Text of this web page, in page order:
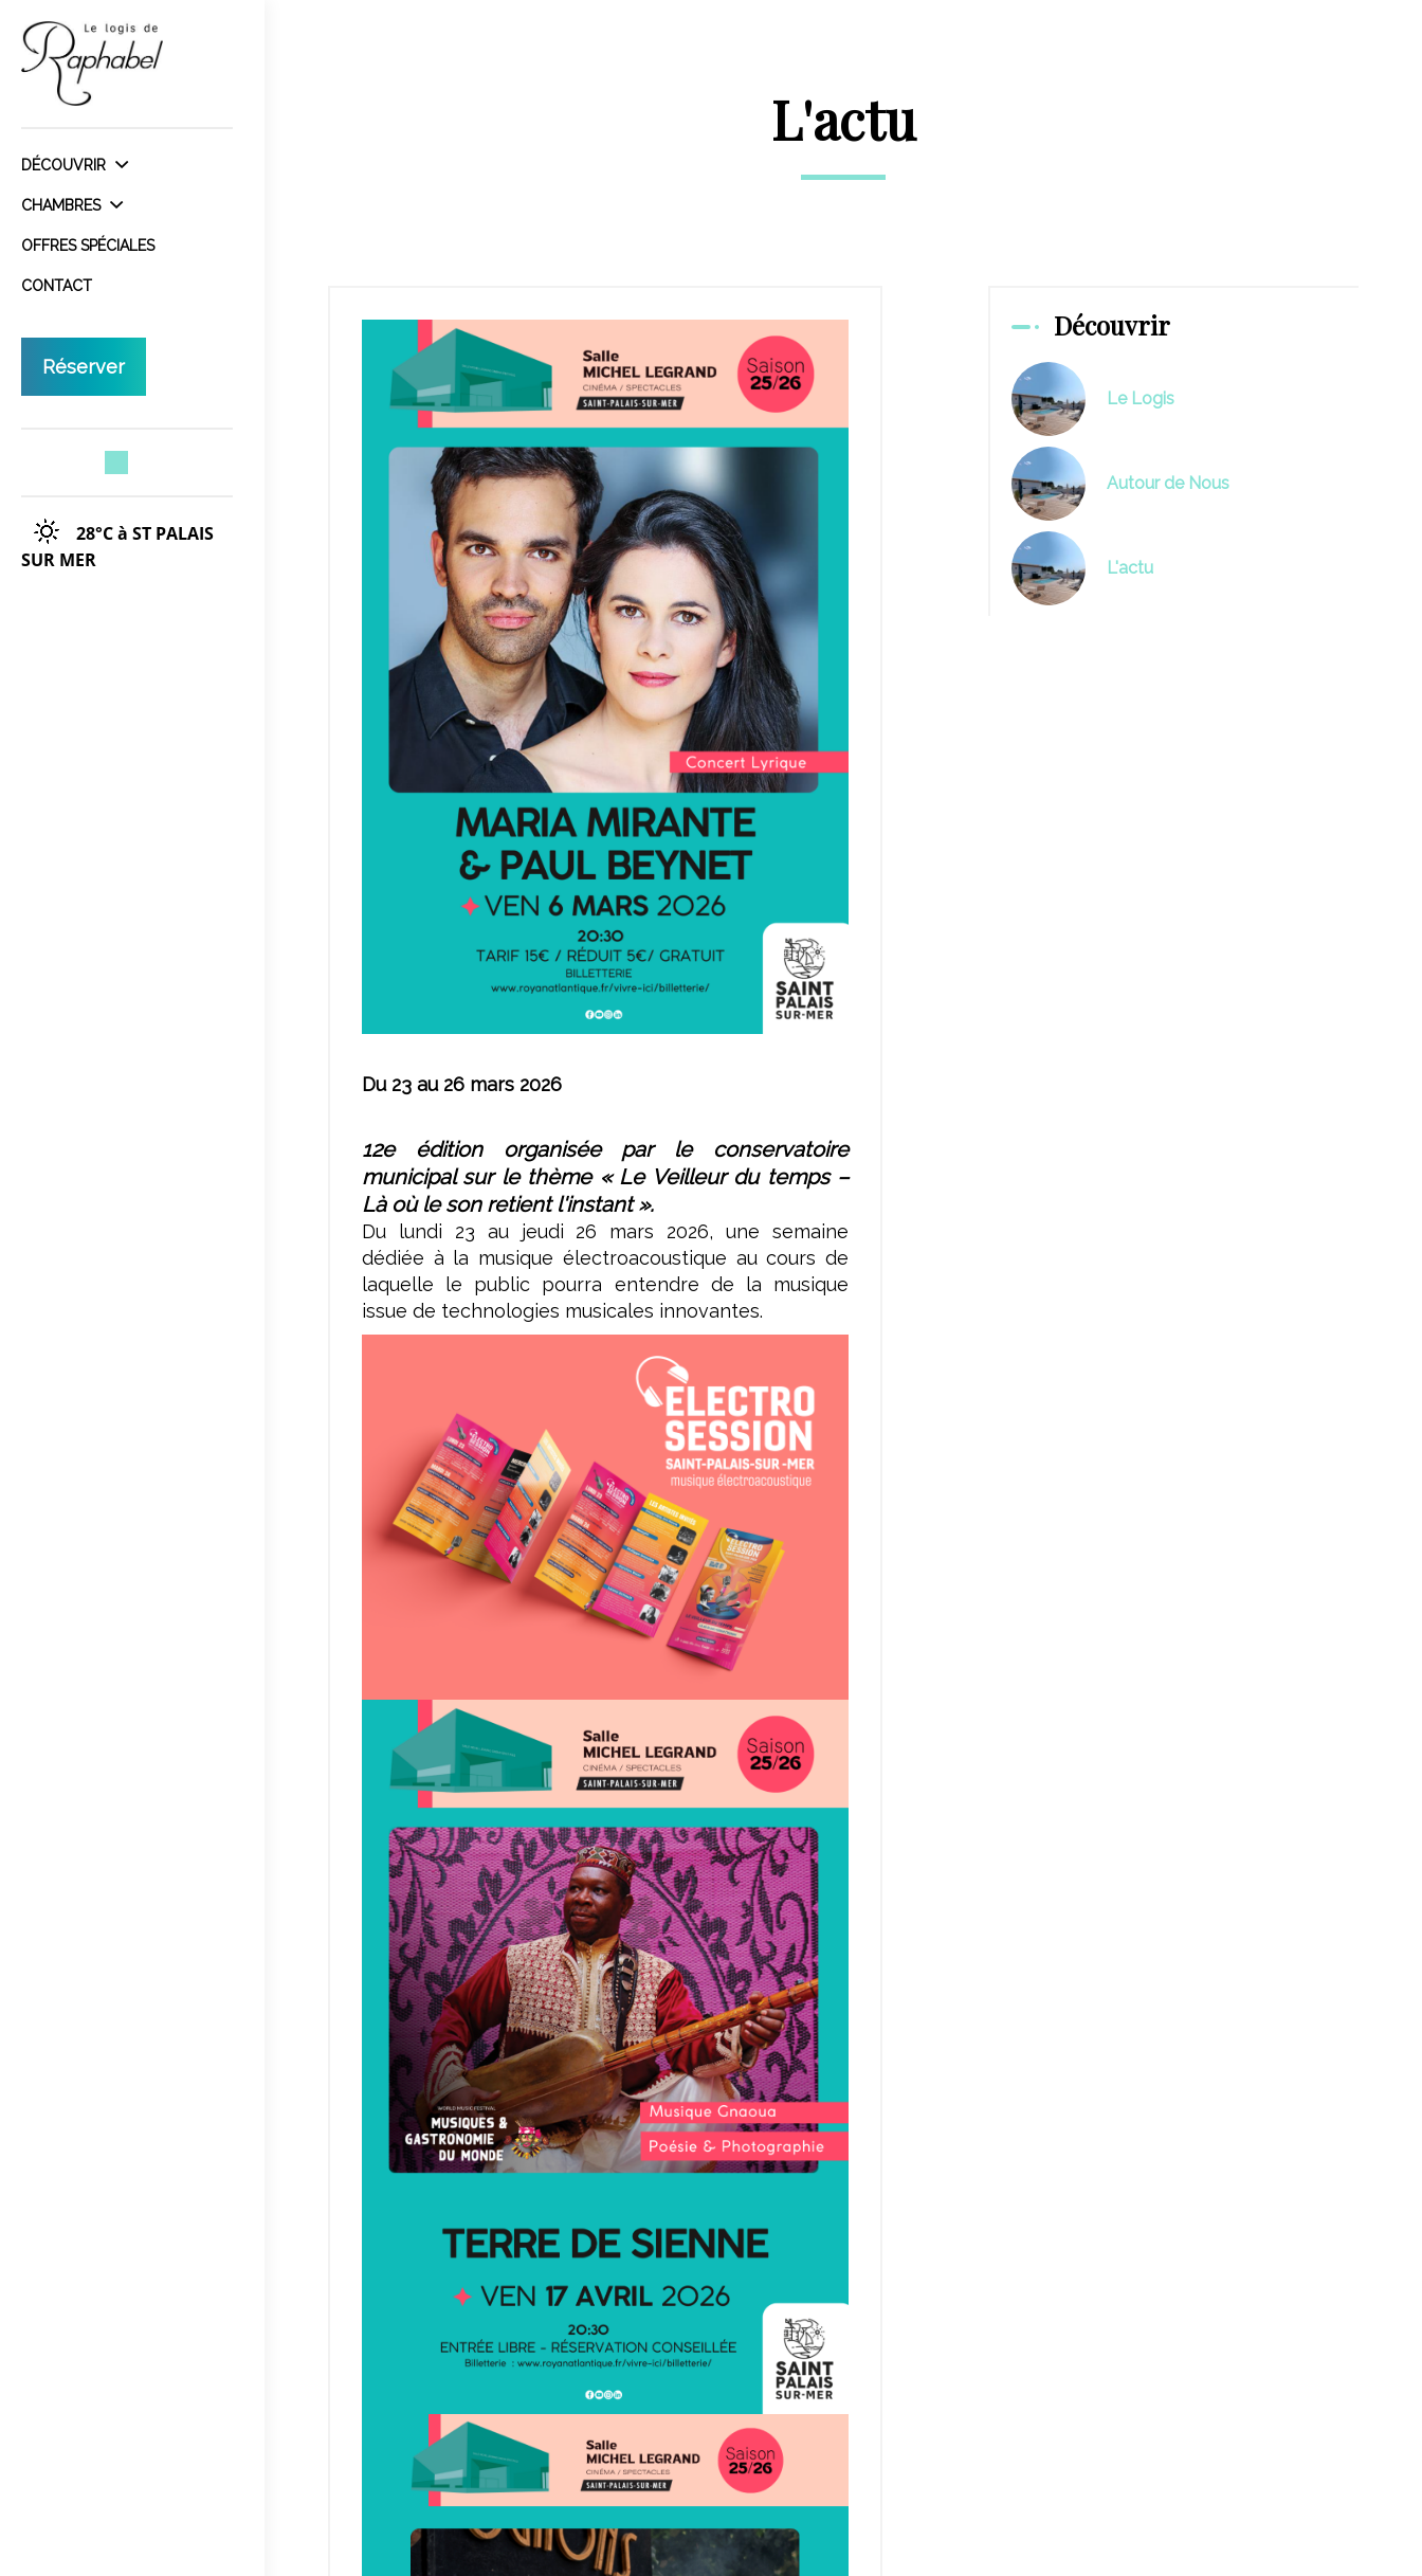
DÉCOUVRIR
CHAMBRES
OFFRES SPÉCIALES
CONTACT
Réserver
28°Cà ST PALAIS
SUR MER
L'actu
Du 23 au 26 mars 2026
12e édition organisée par le conservatoire
municipal sur le thème « Le Veilleur du temps –
Là où le son retient l'instant ».
Du lundi 23 au jeudi 26 mars 2026, une semaine
dédiée à la musique électroacoustique au cours de
laquelle le public pourra entendre de la musique
issue de technologies musicales innovantes.
Découvrir
Le Logis
Autour de Nous
L'actu